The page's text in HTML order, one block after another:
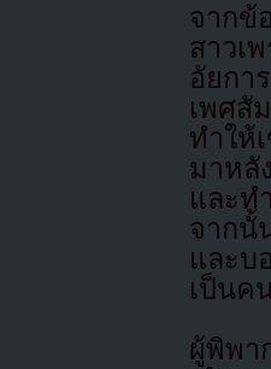
จากข้
สาวเ
อัยกา
เพศ
ทำให้
มาหลั
และท
จากนั้
และบ
เป็นค
ผู้พิพา